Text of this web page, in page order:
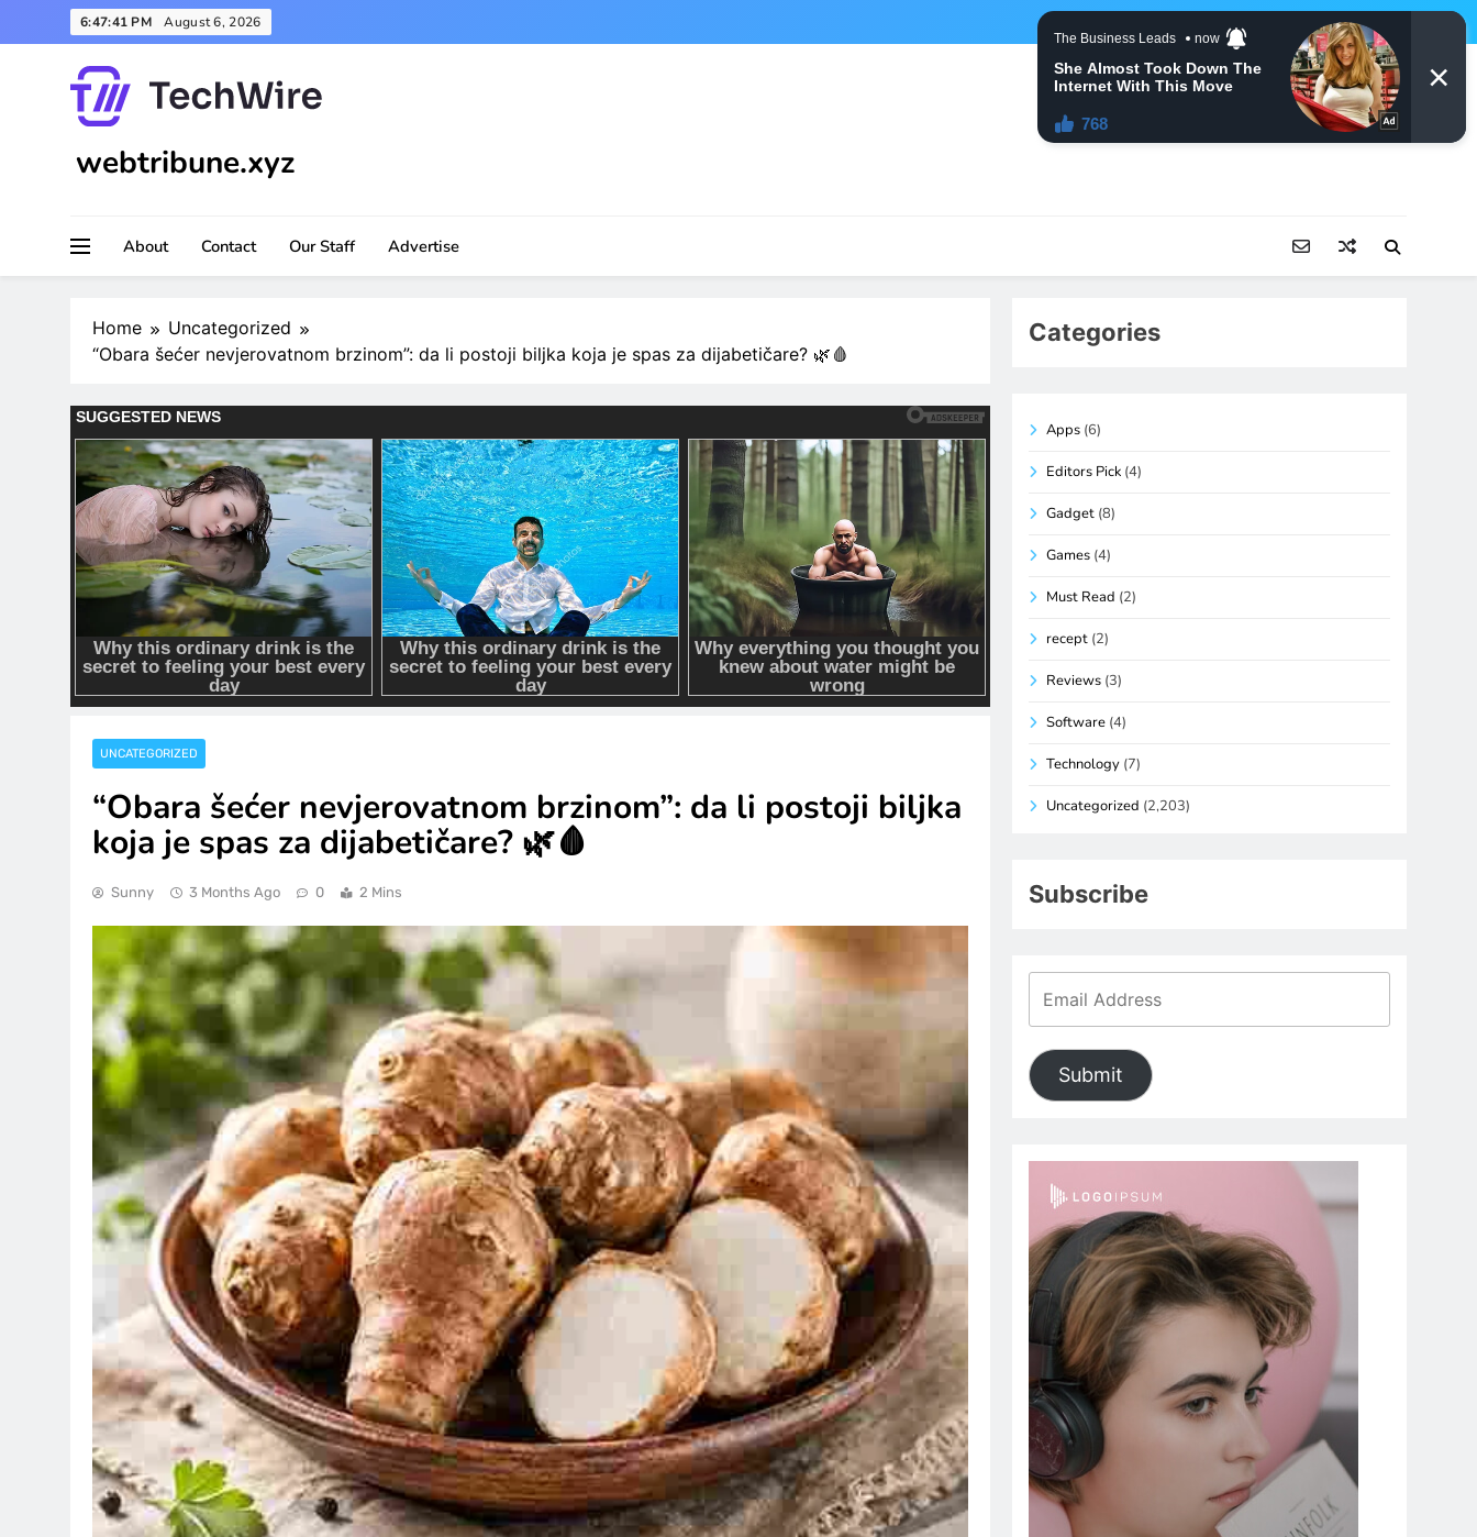
to
6:47:42 PM August 6, 2026
webtribune.xyz
About Contact Our Staff Advertise
Home
Uncategorized
“Obara šećer nevjerovatnom brzinom”: da li postoji biljka koja je spas za dijabetičare? 🌿🩸
UNCATEGORIZED
“Obara šećer nevjerovatnom brzinom”: da li postoji biljka
koja je spas za dijabetičare? 🌿🩸
Sunny 3 Months Ago 0 2 Mins
Categories
Apps (6)
Editors Pick (4)
Gadget (8)
Games (4)
Must Read (2)
recept (2)
Reviews (3)
Software (4)
Technology (7)
Uncategorized (2,203)
Subscribe
Submit